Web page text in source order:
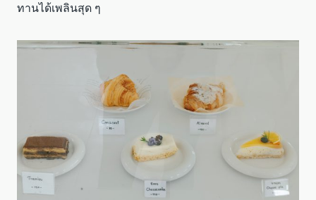
ทานได้เพลินสุด ๆ